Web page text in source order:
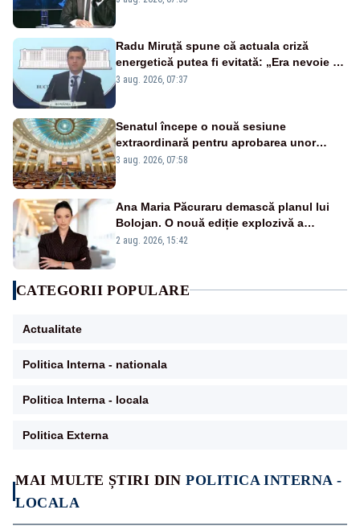
MAI MULTE ȘTIRI DINPOLITICA INTERNA -
LOCALA
Radu Miruță spune că actuala criză
energetică putea fi evitată: „Era nevoie să
ne facem iarna car și vara sanie”
3 aug. 2026, 07:37
Senatul începe o nouă sesiune
extraordinară pentru aprobarea unor
jaloane din PNRR
3 aug. 2026, 07:58
Ana Maria Păcuraru demască planul lui
Bolojan. O nouă ediție explozivă a
emisiunii „Miza Zilei” la Realitatea PLUS
2 aug. 2026, 15:42
CATEGORII POPULARE
Actualitate
Politica Interna - nationala
Politica Interna - locala
Politica Externa